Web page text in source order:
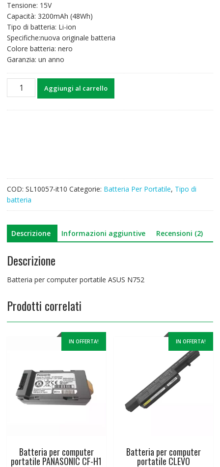
originale
era:
49,75€.
è:
38,77€.
Tensione: 15V
Capacità: 3200mAh (48Wh)
Tipo di batteria: Li-ion
Specifiche:nuova originale batteria
Colore batteria: nero
Garanzia: un anno
Batteria
Aggiungi al carrello
COD: SL10057-it10 Categorie: Batteria Per Portatile, Tipo di
batteria
Descrizione Informazioni aggiuntive Recensioni (2)
Descrizione
Batteria per computer portatile ASUS N752
Prodotti correlati
IN OFFERTA!
Batteria per computer
portatile PANASONIC CF-H1
IN OFFERTA!
Batteria per computer
portatile CLEVO